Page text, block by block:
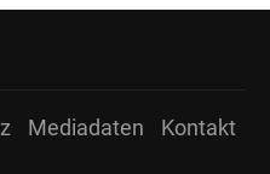
Mediadaten Kontakt